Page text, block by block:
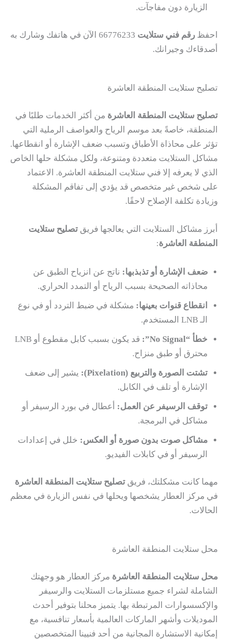
الزيارة دون مفاجآت.
احفظ رقم فني ستلايت
66776233 الآن في هاتفك وشارك به
أصدقاءك وجيرانك.
تصليح ستلايت المنطقة العاشرة
تصليح ستلايت المنطقة العاشرة من أكثر الخدمات طلبًا في
المنطقة، خاصةً بعد موسم الرياح والعواصف الرملية التي
تؤثر على محاذاة الأطباق وتسبب ضعف الإشارة أو انقطاعها.
مشاكل الستلايت متعددة ومتنوعة، ولكل مشكلة حلها الخاص
الذي لا يعرفه إلا فني ستلايت المنطقة العاشرة. الاعتماد
على شخص غير متخصص قد يؤدي إلى تفاقم المشكلة
وزيادة تكلفة الإصلاح لاحقًا.
أبرز مشاكل الستلايت التي يعالجها فريق تصليح ستلايت
المنطقة العاشرة:
ضعف الإشارة أو تذبذبها: ناتج عن انزياح الطبق عن
محاذاته الصحيحة بسبب الرياح أو التمدد الحراري.
انقطاع قنوات بعينها: مشكلة في ضبط التردد أو في نوع
الـ LNB المستخدم.
خطأ “No Signal”:
قد يكون بسبب كابل مقطوع أو LNB
محترق أو طبق منزاح.
تشتت الصورة والتربيع (Pixelation):
يشير إلى ضعف
الإشارة أو تلف في الكابل.
توقف الرسيفر عن العمل: أعطال في بورد الرسيفر أو
مشاكل في البرمجة.
مشاكل صوت بدون صورة أو العكس: خلل في إعدادات
الرسيفر أو في كابلات الفيديو.
مهما كانت مشكلتك، فريق تصليح ستلايت المنطقة العاشرة
في مركز العطار يشخصها ويحلها في نفس الزيارة في معظم
الحالات.
محل ستلايت المنطقة العاشرة
محل ستلايت المنطقة العاشرة مركز العطار هو وجهتك
الشاملة لشراء جميع مستلزمات الستلايت والرسيفر
والإكسسوارات المرتبطة بها. يتميز محلنا بتوفير أحدث
الموديلات وأشهر الماركات العالمية بأسعار تنافسية، مع
إمكانية الاستشارة المجانية من أحد فنيينا المتخصصين